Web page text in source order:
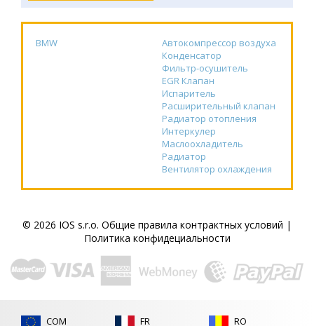
BMW
Автокомпрессор воздуха
Конденсатор
Фильтр-осушитель
EGR Клапан
Испаритель
Расширительный клапан
Радиатор отопления
Интеркулер
Маслоохладитель
Радиатор
Вентилятор охлаждения
© 2026 IOS s.r.o. Общие правила контрактных условий |
Политика конфидециальности
COM FR RO